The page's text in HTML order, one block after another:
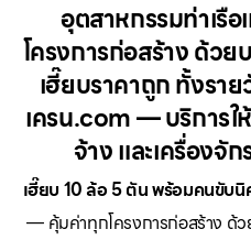
อุตสาหกรรมท่าเรื
โครงการก่อสร้าง ด้วย
เฮี๊ยบราคาถูก ทั้งราย
เครน.com — บริการใ
จ้าง และเครื่องจั
เฮี๊ยบ 10 ล้อ 5 ตัน พร้อมคนขับ
— คุ้มค่าทุกโครงการก่อสร้าง ด้ว